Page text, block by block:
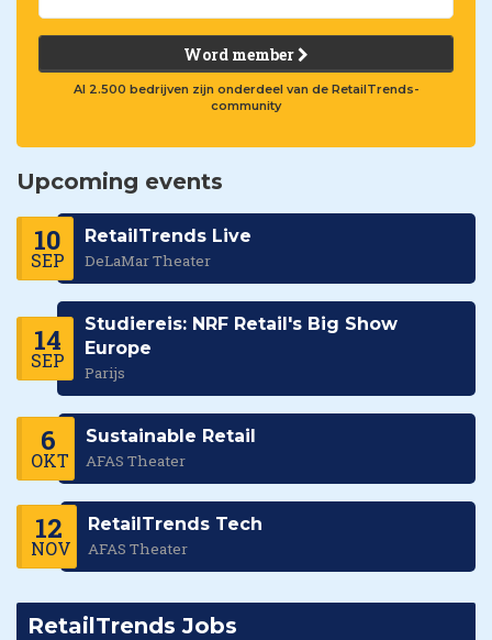
Word member
Al 2.500 bedrijven zijn onderdeel van de RetailTrends-
community
Upcoming events
10
SEP
RetailTrends Live
DeLaMar Theater
14
SEP
Studiereis: NRF Retail's Big Show
Europe
Parijs
6
OKT
Sustainable Retail
AFAS Theater
12
NOV
RetailTrends Tech
AFAS Theater
RetailTrends Jobs